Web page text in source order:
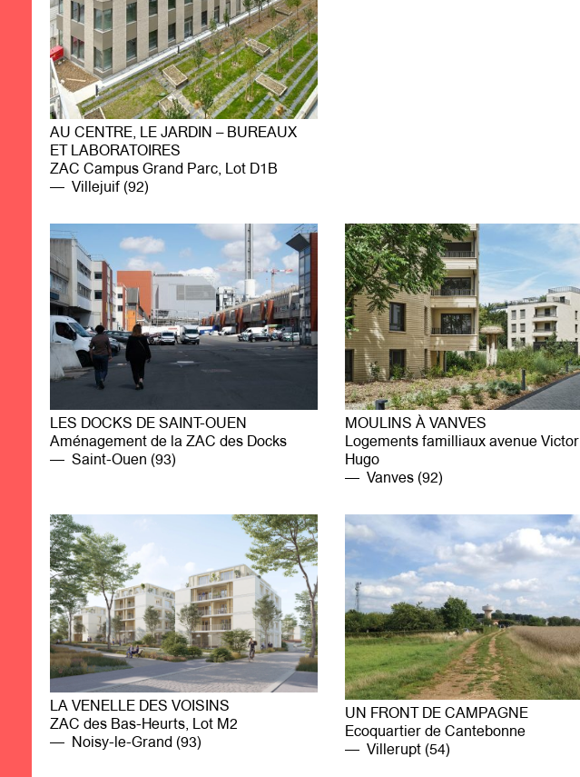
AU CENTRE, LE JARDIN – BUREAUX
ET LABORATOIRES
ZAC Campus Grand Parc, Lot D1B
Villejuif (92)
LES DOCKS DE SAINT-OUEN
Aménagement de la ZAC des Docks
Saint-Ouen (93)
MOULINS À VANVES
Logements familliaux avenue Victor
Hugo
Vanves (92)
LA VENELLE DES VOISINS
ZAC des Bas-Heurts, Lot M2
Noisy-le-Grand (93)
UN FRONT DE CAMPAGNE
Ecoquartier de Cantebonne
Villerupt (54)